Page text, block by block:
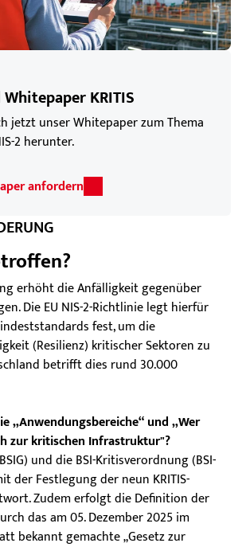
KRITIS
jetzt unser Whitepaper zum Thema
2 herunter.
anfordern
erhöht die Anfälligkeit gegenüber
Die EU NIS-2-Richtlinie legt hierfür
fest, um die
(Resilienz) kritischer Sektoren zu
betrifft dies rund 30.000
„Anwendungsbereiche“ und „Wer
zur kritischen Infrastruktur"?
und die BSI-Kritisverordnung (BSI-
der Festlegung der neun KRITIS-
Zudem erfolgt die Definition der
das am 05. Dezember 2025 im
bekannt gemachte „Gesetz zur